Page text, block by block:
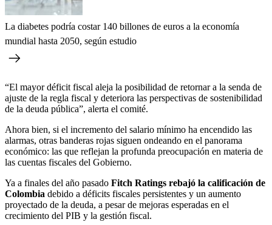
La diabetes podría costar 140 billones de euros a la economía
mundial hasta 2050, según estudio
“El mayor déficit fiscal aleja la posibilidad de retornar a la senda de
ajuste de la regla fiscal y deteriora las perspectivas de sostenibilidad
de la deuda pública”, alerta el comité.
Ahora bien, si el incremento del salario mínimo ha encendido las
alarmas, otras banderas rojas siguen ondeando en el panorama
económico: las que reflejan la profunda preocupación en materia de
las cuentas fiscales del Gobierno.
Ya a finales del año pasado Fitch Ratings rebajó la calificación de
Colombia debido a déficits fiscales persistentes y un aumento
proyectado de la deuda, a pesar de mejoras esperadas en el
crecimiento del PIB y la gestión fiscal.